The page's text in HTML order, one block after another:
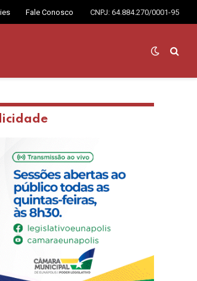
Fale Conosco CNPJ: 64.884.270/0001-95